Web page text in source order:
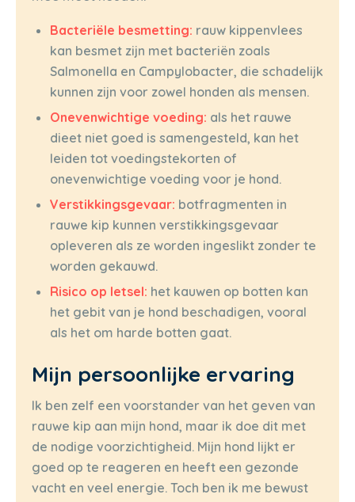
Bacteriële besmetting: rauw kippenvlees
kan besmet zijn met bacteriën zoals
Salmonella en Campylobacter, die schadelijk
kunnen zijn voor zowel honden als mensen.
Onevenwichtige voeding: als het rauwe
dieet niet goed is samengesteld, kan het
leiden tot voedingstekorten of
onevenwichtige voeding voor je hond.
Verstikkingsgevaar: botfragmenten in
rauwe kip kunnen verstikkingsgevaar
opleveren als ze worden ingeslikt zonder te
worden gekauwd.
Risico op letsel: het kauwen op botten kan
het gebit van je hond beschadigen, vooral
als het om harde botten gaat.
Mijn persoonlijke ervaring
Ik ben zelf een voorstander van het geven van
rauwe kip aan mijn hond, maar ik doe dit met
de nodige voorzichtigheid. Mijn hond lijkt er
goed op te reageren en heeft een gezonde
vacht en veel energie. Toch ben ik me bewust